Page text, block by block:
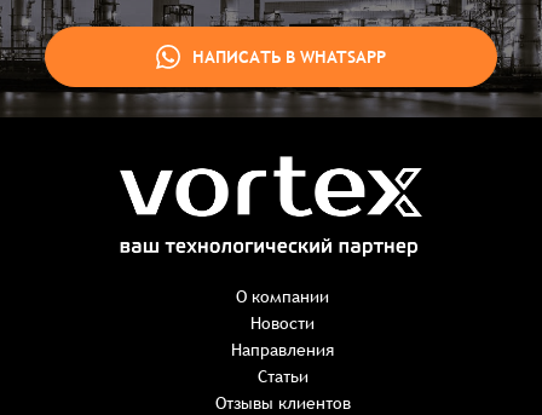
Заказать презентацию
Заказ успешно оформлен
Спасибо, что выбрали нас! Менеджер свяжется с Вами в
НАПИСАТЬ В WHATSAPP
О компании
Новости
Направления
Статьи
Отзывы клиентов